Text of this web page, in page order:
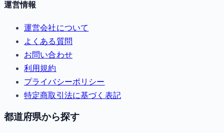
運営情報
運営会社について
よくある質問
お問い合わせ
利用規約
プライバシーポリシー
特定商取引法に基づく表記
都道府県から探す